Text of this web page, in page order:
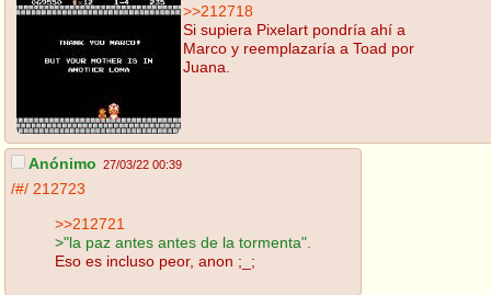
>>212718
Si supiera Pixelart pondría ahí a
Marco y reemplazaría a Toad por
Juana.
Anónimo 27/03/22 00:39
/#/ 212723
>>212721
>"la paz antes antes de la tormenta".
Eso es incluso peor, anon ;_;